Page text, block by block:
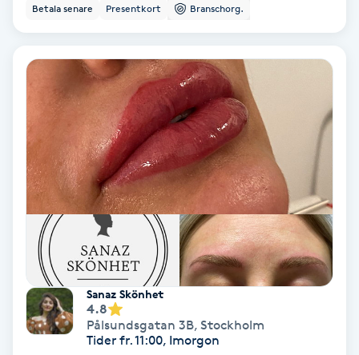
Sjukgymnastik
Skalpmassage
Skinbooster
Sklerosering
Skoinlägg
Skägg
Skäggfärgning
Skäggklippning
Betala senare Presentkort Branschorg.
Sanaz Skönhet
4.8
Pålsundsgatan 3B, Stockholm
Tider fr. 11:00, Imorgon